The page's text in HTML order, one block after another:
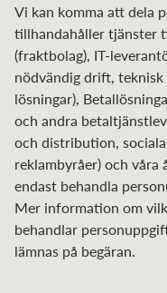
Vi kan komma att dela
tillhandahåller tjänster
(fraktbolag), IT-
nödvändig drift,
lösningar),
och andra
och distribution,
reklambyråer) och
endast behandla
Mer information om
behandlar
lämnas på begäran.